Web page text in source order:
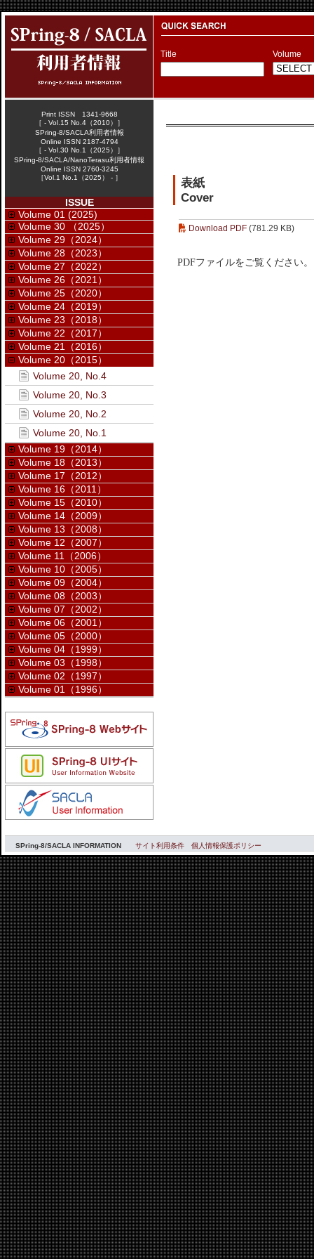
Title Volume
表紙
Cover
Download PDF (781.29 KB)
PDFファイルをご覧ください。
Print ISSN 1341-9668
［ - Vol.15 No.4（2010）］
SPring-8/SACLA利用者情報
Online ISSN 2187-4794
［ - Vol.30 No.1（2025）］
SPring-8/SACLA/NanoTerasu利用者情報
Online ISSN 2760-3245
［Vol.1 No.1（2025） - ］
ISSUE
Volume 01 (2025)
Volume 30 （2025）
Volume 29（2024）
Volume 28（2023）
Volume 27（2022）
Volume 26（2021）
Volume 25（2020）
Volume 24（2019）
Volume 23（2018）
Volume 22（2017）
Volume 21（2016）
Volume 20（2015）
Volume 20, No.4
Volume 20, No.3
Volume 20, No.2
Volume 20, No.1
Volume 19（2014）
Volume 18（2013）
Volume 17（2012）
Volume 16（2011）
Volume 15（2010）
Volume 14（2009）
Volume 13（2008）
Volume 12（2007）
Volume 11（2006）
Volume 10（2005）
Volume 09（2004）
Volume 08（2003）
Volume 07（2002）
Volume 06（2001）
Volume 05（2000）
Volume 04（1999）
Volume 03（1998）
Volume 02（1997）
Volume 01（1996）
SPring-8/SACLA INFORMATION サイト利用条件 個人情報保護ポリシー